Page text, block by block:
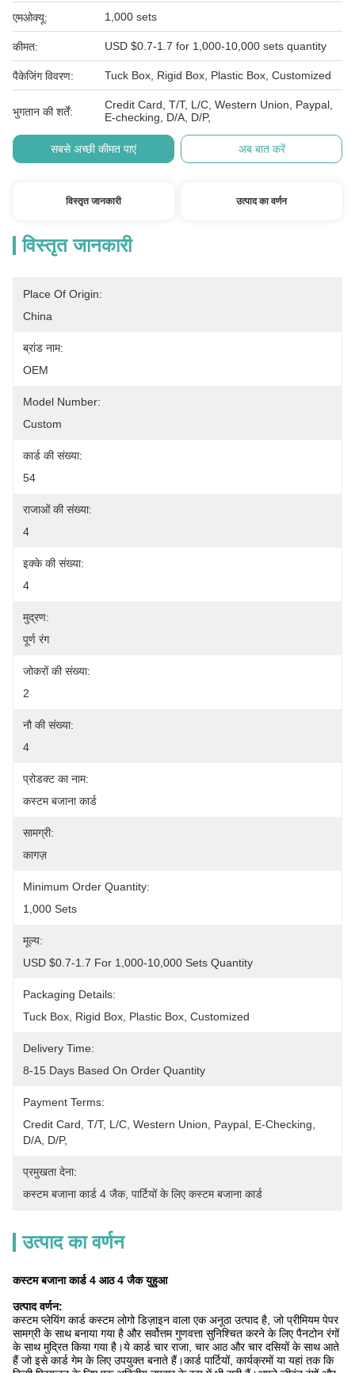
एमओक्यू: 1,000 sets
कीमत: USD $0.7-1.7 for 1,000-10,000 sets quantity
पैकेजिंग विवरण: Tuck Box, Rigid Box, Plastic Box, Customized
भुगतान की शर्तें:
Credit Card, T/T, L/C, Western Union, Paypal,
E-checking, D/A, D/P,
सबसे अच्छी कीमत पाएं अब बात करें
विस्तृत जानकारी उत्पाद का वर्णन
विस्तृत जानकारी
Place Of Origin:
China
ब्रांड नाम:
OEM
Model Number:
Custom
कार्ड की संख्या:
54
राजाओं की संख्या:
4
इक्के की संख्या:
4
मुद्रण:
पूर्ण रंग
जोकरों की संख्या:
2
नौ की संख्या:
4
प्रोडक्ट का नाम:
कस्टम बजाना कार्ड
सामग्री:
कागज़
Minimum Order Quantity:
1,000 Sets
मूल्य:
USD $0.7-1.7 For 1,000-10,000 Sets Quantity
Packaging Details:
Tuck Box, Rigid Box, Plastic Box, Customized
Delivery Time:
8-15 Days Based On Order Quantity
Payment Terms:
Credit Card, T/T, L/C, Western Union, Paypal, E-Checking,
D/A, D/P,
प्रमुखता देना:
कस्टम बजाना कार्ड 4 जैक, पार्टियों के लिए कस्टम बजाना कार्ड
उत्पाद का वर्णन
कस्टम बजाना कार्ड 4 आठ 4 जैक युहुआ
उत्पाद वर्णन:
कस्टम प्लेयिंग कार्ड कस्टम लोगो डिज़ाइन वाला एक अनूठा उत्पाद है, जो प्रीमियम पेपर
सामग्री के साथ बनाया गया है और सर्वोत्तम गुणवत्ता सुनिश्चित करने के लिए पैनटोन रंगों
के साथ मुद्रित किया गया है।ये कार्ड चार राजा, चार आठ और चार दसियों के साथ आते
हैं जो इसे कार्ड गेम के लिए उपयुक्त बनाते हैं।कार्ड पार्टियों, कार्यक्रमों या यहां तक ​​कि